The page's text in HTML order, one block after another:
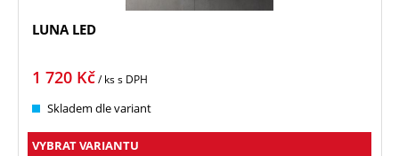
LUNA LED
1 720 Kč/ kss DPH
Skladem dle variant
VYBRAT VARIANTU